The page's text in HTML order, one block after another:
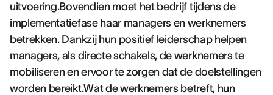
uitvoering.Bovendien moet het bedrijf tijdens de
implementatiefase haar managers en werknemers
betrekken. Dankzij hun positief leiderschaphelpen
managers, als directe schakels, de werknemers te
mobiliseren en ervoor te zorgen dat de doelstellingen
worden bereikt.Wat de werknemers betreft, hun